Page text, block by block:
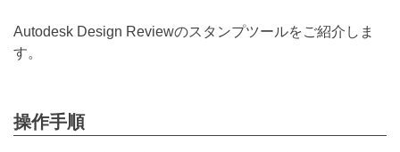
Autodesk Design Reviewのスタンプツールをご紹介しま
す。
操作手順